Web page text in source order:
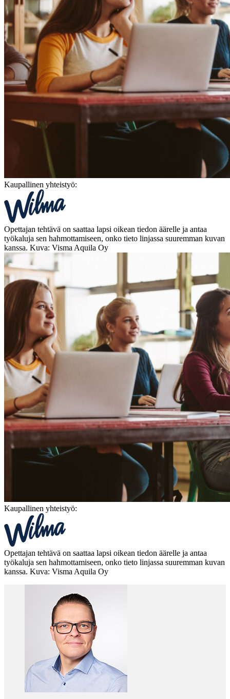
Kaupallinen yhteistyö:
Opettajan tehtävä on saattaa lapsi oikean tiedon äärelle ja antaa
työkaluja sen hahmottamiseen, onko tieto linjassa suuremman kuvan
kanssa. Kuva: Visma Aquila Oy
Kaupallinen yhteistyö:
Opettajan tehtävä on saattaa lapsi oikean tiedon äärelle ja antaa
työkaluja sen hahmottamiseen, onko tieto linjassa suuremman kuvan
kanssa. Kuva: Visma Aquila Oy